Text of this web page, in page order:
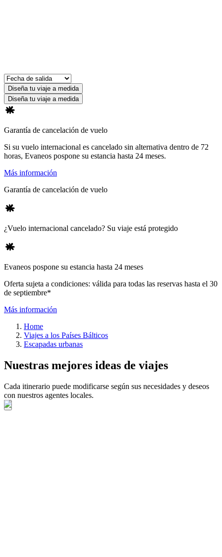
Diseña tu viaje a medida
Diseña tu viaje a medida
Garantía de cancelación de vuelo
Si su vuelo internacional es cancelado sin alternativa dentro de 72
horas, Evaneos pospone su estancia hasta 24 meses.
Más información
Garantía de cancelación de vuelo
¿Vuelo internacional cancelado? Su viaje está protegido
Evaneos pospone su estancia hasta 24 meses
Oferta sujeta a condiciones: válida para todas las reservas hasta el 30
de septiembre*
Más información
Home
Viajes a los Países Bálticos
Escapadas urbanas
Nuestras mejores ideas de viajes
Cada itinerario puede modificarse según sus necesidades y deseos
con nuestros agentes locales.